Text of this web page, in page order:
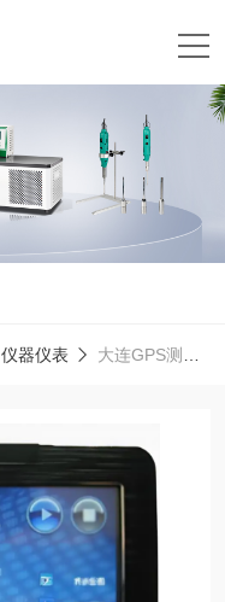
仪器仪表 大连GPS测亩仪